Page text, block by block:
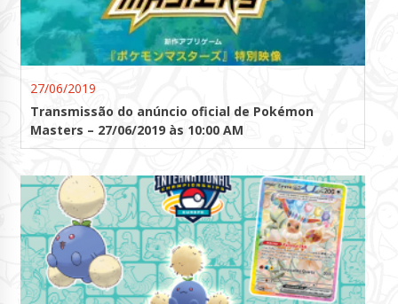
27/06/2019
Transmissão do anúncio oficial de Pokémon
Masters – 27/06/2019 às 10:00 AM